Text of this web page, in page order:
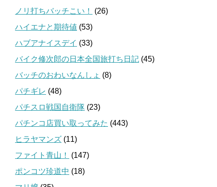
ノリ打ちバッチこい！
(26)
ハイエナと期待値 (53)
ハブアナイスデイ (33)
バイク修次郎の日本全国旅打ち日記 (45)
バッチのおわいなんしょ (8)
パチギレ (48)
パチスロ戦国自衛隊 (23)
パチンコ店買い取ってみた (443)
ヒラヤマンズ (11)
ファイト青山！
(147)
ポンコツ珍道中 (18)